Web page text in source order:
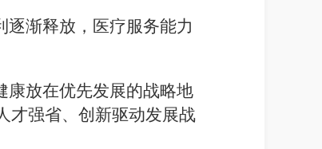
渐释放，医疗服务能力
康放在优先发展的战略地
才强省、创新驱动发展战